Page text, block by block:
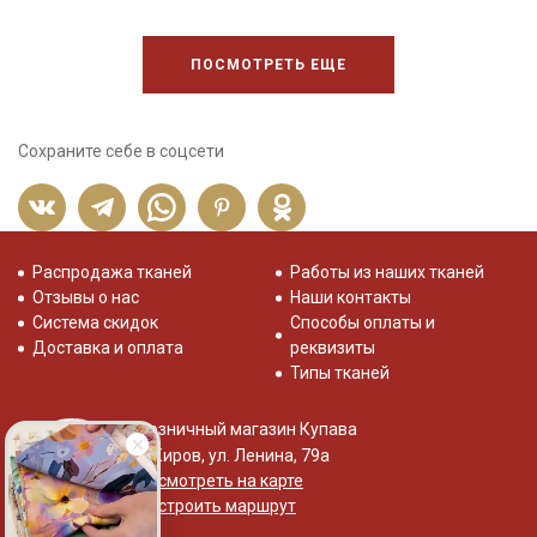
- сушить в подвешенном и расправленном состоянии
ткани в зависимости от настроек вашего монитора и в
ПОСМОТРЕТЬ ЕЩЕ
Сохраните себе в соцсети
Распродажа тканей
Отзывы о нас
Система скидок
Доставка и оплата
Работы из наших тканей
Наши контакты
Способы оплаты и
реквизиты
Типы тканей
Розничный магазин Купава
г. Киров, ул. Ленина, 79а
Посмотреть на карте
Построить маршрут